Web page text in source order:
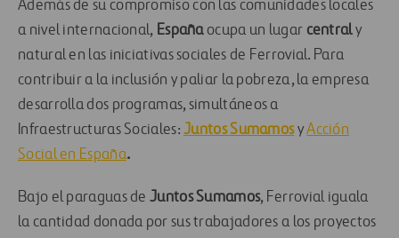
Además de su compromiso con las comunidades locales
a nivel internacional, Españaocupa un lugar centraly
natural en las iniciativas sociales de Ferrovial. Para
contribuir a la inclusión y paliar la pobreza, la empresa
desarrolla dos programas, simultáneos a
Infraestructuras Sociales:Juntos SumamosyAcción
Social en España.
Bajo el paraguas de Juntos Sumamos, Ferrovial iguala
la cantidad donada por sus trabajadores a los proyectos